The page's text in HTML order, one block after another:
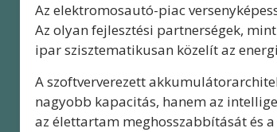
Az elektromosautó-piac
Az olyan fejlesztési partnerségek,
ipar szisztematikusan közelít az
A szoftververezett
nagyobb kapacitás, hanem az
az élettartam meghosszabbítását és